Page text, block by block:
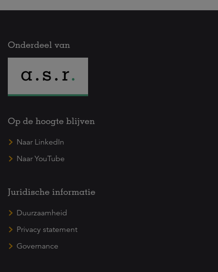
Onderdeel van
Op de hoogte blijven
Naar LinkedIn
Naar YouTube
Juridische informatie
Duurzaamheid
Privacy statement
Governance